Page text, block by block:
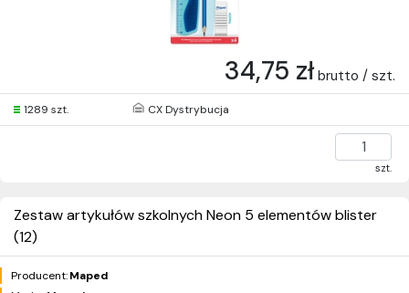
34,75 zł brutto / szt.
1289 szt. CX Dystrybucja
szt.
Zestaw artykułów szkolnych Neon 5 elementów blister
(12)
Producent:Maped